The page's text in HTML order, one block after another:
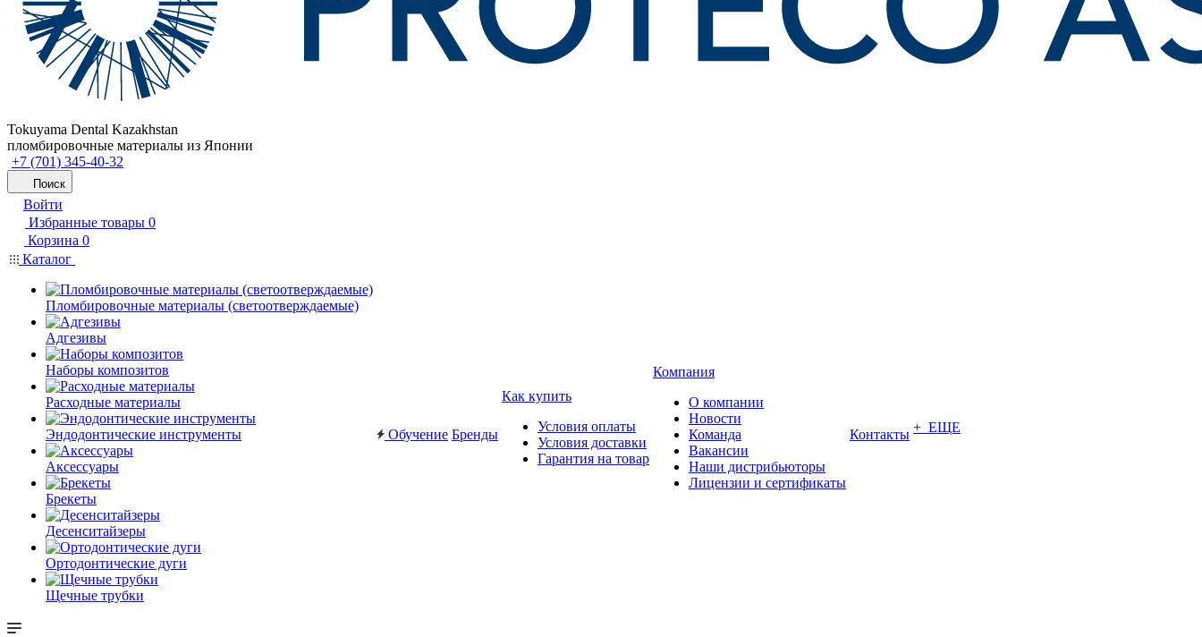
Tokuyama Dental Kazakhstan
пломбировочные материалы из Японии
+7 (701) 345-40-32
Поиск
Войти
Избранные товары 0
Корзина 0
Каталог
Пломбировочные материалы (светоотверждаемые)
Адгезивы
Наборы композитов
Расходные материалы
Эндодонтические инструменты
Аксессуары
Брекеты
Десенситайзеры
Ортодонтические дуги
Щечные трубки
Обучение Бренды
Как купить
Условия оплаты
Условия доставки
Гарантия на товар
Компания
О компании
Новости
Команда
Вакансии
Наши дистрибьюторы
Лицензии и сертификаты
Контакты + ЕЩЕ